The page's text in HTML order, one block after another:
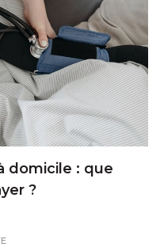
domicile : que
?